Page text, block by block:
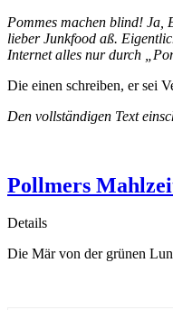
Pommes machen blind! Ja,
lieber Junkfood aß.
Internet alles nur durch
Die einen schreiben, er sei
Den vollständigen Text
Pollmers
Details
Die Mär von der grünen